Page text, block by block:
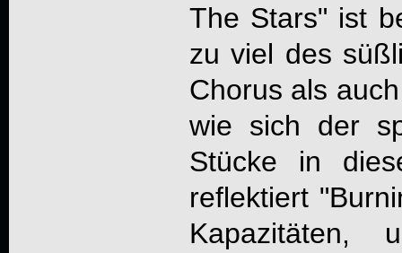
The Stars" ist
zu viel des
Chorus als
wie sich der
Stücke in
reflektiert